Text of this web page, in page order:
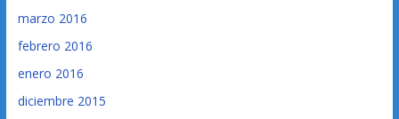
marzo 2016
febrero 2016
enero 2016
diciembre 2015